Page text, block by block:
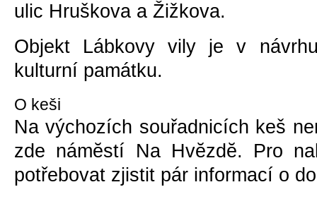
ulic Hruškova a Žižkova.
Objekt Lábkovy vily je v
kulturní památku.
O keši
Na výchozích souřadnicích keš
zde námĕstí Na Hvĕzdĕ. Pro
potřebovat zjistit pár informací o